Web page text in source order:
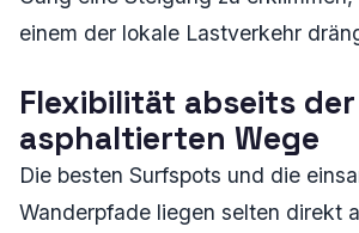
einem der lokale Lastverkehr
Flexibilität abseits der
asphaltierten Wege
Die besten Surfspots und die
Wanderpfade liegen selten direkt